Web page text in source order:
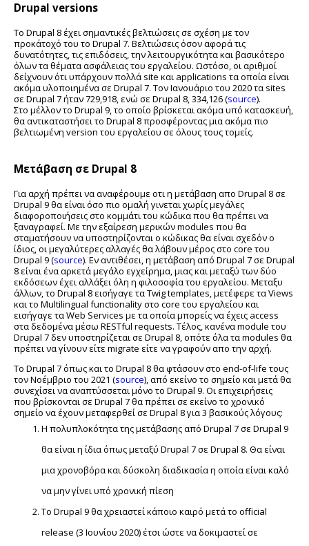
Drupal versions
Το Drupal 8 έχει σημαντικές βελτιώσεις σε σχέση με τον
προκάτοχό του το Drupal 7. Βελτιώσεις όσον αφορά τις
δυνατότητες, τις επιδόσεις, την λειτουργικότητα και βασικότερο
όλων τα θέματα ασφάλειας του εργαλείου. Ωστόσο, οι αριθμοί
δείχνουν ότι υπάρχουν πολλά site και applications τα οποία είναι
ακόμα υλοποιημένα σε Drupal 7. Τον Ιανουάριο του 2020 τα sites
σε Drupal 7 ήταν 729,918, ενώ σε Drupal 8, 334,126 (source).
Στο μέλλον το Drupal 9, το οποίο βρίσκεται ακόμα υπό κατασκευή,
θα αντικαταστήσει το Drupal 8 προσφέροντας μια ακόμα πιο
βελτιωμένη version του εργαλείου σε όλους τους τομείς.
Μετάβαση σε Drupal 8
Για αρχή πρέπει να αναφέρουμε οτι η μετάβαση απο Drupal 8 σε
Drupal 9 θα είναι όσο πιο ομαλή γινεται χωρίς μεγάλες
διαφοροποιήσεις στο κομμάτι του κώδικα που θα πρέπει να
ξαναγραφεί. Με την εξαίρεση μερικών modules που θα
σταματήσουν να υποστηρίζονται ο κώδικας θα είναι σχεδόν ο
ίδιος, οι μεγαλύτερες αλλαγές θα λάβουν μέρος στο core του
Drupal 9 (source). Εν αντιθέσει, η μετάβαση από Drupal 7 σε Drupal
8 είναι ένα αρκετά μεγάλο εγχείρημα, μιας και μεταξύ των δύο
εκδόσεων έχει αλλάξει όλη η φιλοσοφία του εργαλείου. Μεταξυ
άλλων, το Drupal 8 εισήγαγε τα Twig templates, μετέφερε τα Views
και το Multilingual functionality στο core του εργαλείου και
εισήγαγε τα Web Services με τα οποία μπορείς να έχεις access
στα δεδομένα μέσω RESTful requests. Τέλος, κανένα module του
Drupal 7 δεν υποστηρίζεται σε Drupal 8, οπότε όλα τα modules θα
πρέπει να γίνουν είτε migrate είτε να γραφούν απο την αρχή.
Το Drupal 7 όπως και το Drupal 8 θα φτάσουν στο end-of-life τους
τον Νοέμβριο του 2021 (source), από εκείνο το σημείο και μετά θα
συνεχίσει να αναπτύσσεται μόνο το Drupal 9. Οι επιχειρήσεις
που βρίσκονται σε Drupal 7 θα πρέπει σε εκείνο το χρονικό
σημείο να έχουν μεταφερθεί σε Drupal 8 για 3 βασικούς λόγους:
H πολυπλοκότητα της μετάβασης από Drupal 7 σε Drupal 9
θα είναι η ίδια όπως μεταξύ Drupal 7 σε Drupal 8. Θα είναι
μια χρονοβόρα και δύσκολη διαδικασία η οποία είναι καλό
να μην γίνει υπό χρονική πίεση
Το Drupal 9 θα χρειαστεί κάποιο καιρό μετά το official
release (3 Ιουνίου 2020) έτσι ώστε να δοκιμαστεί σε